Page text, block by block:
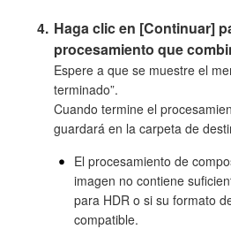
Haga clic en [Continuar]
procesamiento que
Espere a que se muestre el
terminado”.
Cuando termine el
guardará en la carpeta de
El procesamiento de
imagen no contiene
para HDR o si su formato
compatible.